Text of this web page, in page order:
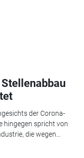
der Corona-
hingegen spricht von
die wegen...